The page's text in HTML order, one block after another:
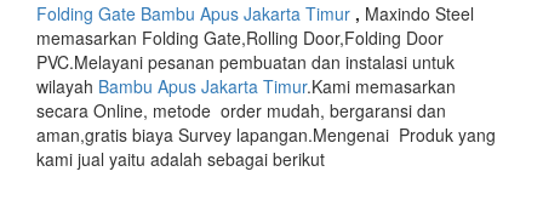
Folding Gate Bambu Apus Jakarta Timur , Maxindo Steel
memasarkan Folding Gate,Rolling Door,Folding Door
PVC.Melayani pesanan pembuatan dan instalasi untuk
wilayah Bambu Apus Jakarta Timur.Kami memasarkan
secara Online, metode order mudah, bergaransi dan
aman,gratis biaya Survey lapangan.Mengenai Produk yang
kami jual yaitu adalah sebagai berikut